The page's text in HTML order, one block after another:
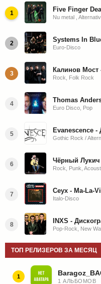
1
Nu metal ,
2 Systems In
Euro-Disco
3 Калинов Мост
Rock, Folk Rock
4
Euro Disco, Pop
5 Evanescence -
Gothic Rock /
6 Чёрный Лукич
Rock, Punk,
7 Ceyx - Ma-La-
Italo-Disco
8 INXS -
Pop-Rock, New
ТОП РЕЛИЗЕРОВ ЗА МЕСЯЦ
1
1 АЛЬБОМОВ